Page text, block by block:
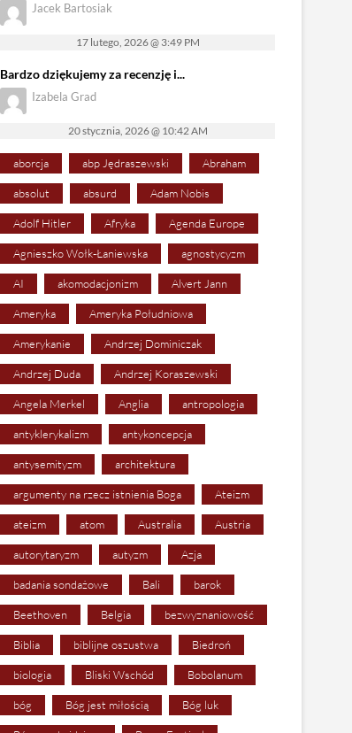
Jacek Bartosiak
17 lutego, 2026 @ 3:49 PM
Bardzo dziękujemy za recenzję i...
Izabela Grad
20 stycznia, 2026 @ 10:42 AM
aborcja abp Jędraszewski Abraham
absolut absurd Adam Nobis
Adolf Hitler Afryka Agenda Europe
Agnieszko Wołk-Łaniewska agnostycyzm
AI akomodacjonizm Alvert Jann
Ameryka Ameryka Południowa
Amerykanie Andrzej Dominiczak
Andrzej Duda Andrzej Koraszewski
Angela Merkel Anglia antropologia
antyklerykalizm antykoncepcja
antysemityzm architektura
argumenty na rzecz istnienia Boga Ateizm
ateizm atom Australia Austria
autorytaryzm autyzm Azja
badania sondażowe Bali barok
Beethoven Belgia bezwyznaniowość
Biblia biblijne oszustwa Biedroń
biologia Bliski Wschód Bobolanum
bóg Bóg jest miłością Bóg luk